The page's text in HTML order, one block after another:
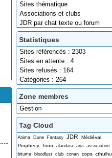
Sites thématique
Associations et clubs
JDR par chat texte ou forum
Statistiques
Sites référencés : 2303
Sites en attente : 4
Sites refusés : 164
Catégories : 264
Zone membres
Gestion
Tag Cloud
Anima Dune Fantasy JDR
Médiéval
Prophecy Toon alandara aria association
bitume
bloodlust club conan cops cthulhu